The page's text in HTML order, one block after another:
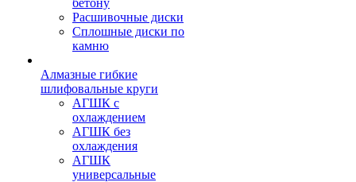
бетону
Расшивочные диски
Сплошные диски по
камню
Алмазные гибкие
шлифовальные круги
АГШК с
охлаждением
АГШК без
охлаждения
АГШК
универсальные